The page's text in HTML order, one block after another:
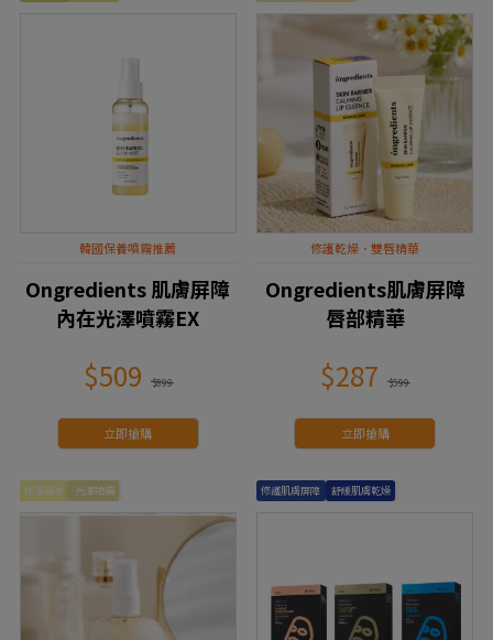
韓國保養噴霧推薦
Ongredients 肌膚屏障
內在光澤噴霧EX
$509 $899
立即搶購
修護乾燥．雙唇精華
Ongredients肌膚屏障
唇部精華
$287 $599
立即搶購
保濕補水 光澤噴霧 修護肌膚屏障 舒緩肌膚乾燥